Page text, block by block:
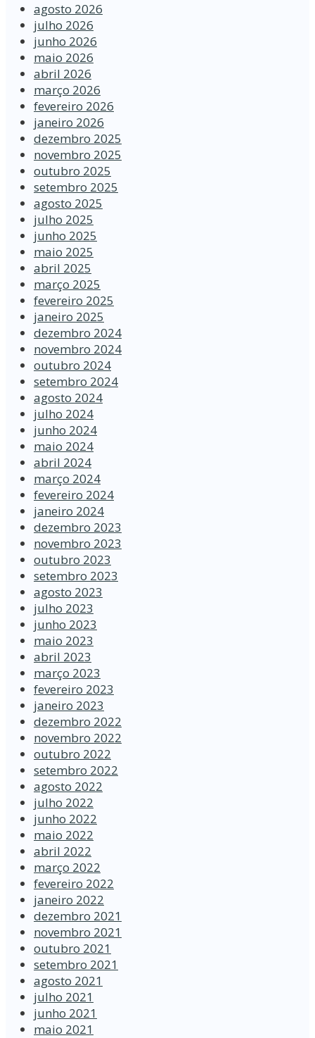
agosto 2026
julho 2026
junho 2026
maio 2026
abril 2026
março 2026
fevereiro 2026
janeiro 2026
dezembro 2025
novembro 2025
outubro 2025
setembro 2025
agosto 2025
julho 2025
junho 2025
maio 2025
abril 2025
março 2025
fevereiro 2025
janeiro 2025
dezembro 2024
novembro 2024
outubro 2024
setembro 2024
agosto 2024
julho 2024
junho 2024
maio 2024
abril 2024
março 2024
fevereiro 2024
janeiro 2024
dezembro 2023
novembro 2023
outubro 2023
setembro 2023
agosto 2023
julho 2023
junho 2023
maio 2023
abril 2023
março 2023
fevereiro 2023
janeiro 2023
dezembro 2022
novembro 2022
outubro 2022
setembro 2022
agosto 2022
julho 2022
junho 2022
maio 2022
abril 2022
março 2022
fevereiro 2022
janeiro 2022
dezembro 2021
novembro 2021
outubro 2021
setembro 2021
agosto 2021
julho 2021
junho 2021
maio 2021